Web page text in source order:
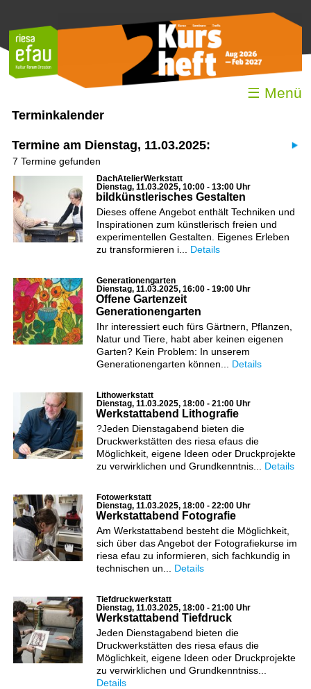
☰ Menü
Terminkalender
Termine am Dienstag, 11.03.2025:
7 Termine gefunden
DachAtelierWerkstatt
Dienstag, 11.03.2025, 10:00 - 13:00 Uhr
bildkünstlerisches Gestalten
Dieses offene Angebot enthält Techniken und
Inspirationen zum künstlerisch freien und
experimentellen Gestalten. Eigenes Erleben
zu transformieren i... Details
Generationengarten
Dienstag, 11.03.2025, 16:00 - 19:00 Uhr
Offene Gartenzeit
Generationengarten
Ihr interessiert euch fürs Gärtnern, Pflanzen,
Natur und Tiere, habt aber keinen eigenen
Garten? Kein Problem: In unserem
Generationengarten können... Details
Lithowerkstatt
Dienstag, 11.03.2025, 18:00 - 21:00 Uhr
Werkstattabend Lithografie
?Jeden Dienstagabend bieten die
Druckwerkstätten des riesa efaus die
Möglichkeit, eigene Ideen oder Druckprojekte
zu verwirklichen und Grundkenntnis... Details
Fotowerkstatt
Dienstag, 11.03.2025, 18:00 - 22:00 Uhr
Werkstattabend Fotografie
Am Werkstattabend besteht die Möglichkeit,
sich über das Angebot der Fotografiekurse im
riesa efau zu informieren, sich fachkundig in
technischen un... Details
Tiefdruckwerkstatt
Dienstag, 11.03.2025, 18:00 - 21:00 Uhr
Werkstattabend Tiefdruck
Jeden Dienstagabend bieten die
Druckwerkstätten des riesa efaus die
Möglichkeit, eigene Ideen oder Druckprojekte
zu verwirklichen und Grundkenntniss...
Details